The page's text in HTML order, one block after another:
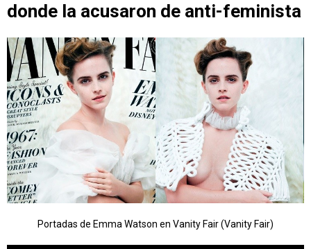
donde la acusaron de anti-feminista
Portadas de Emma Watson en Vanity Fair (Vanity Fair)